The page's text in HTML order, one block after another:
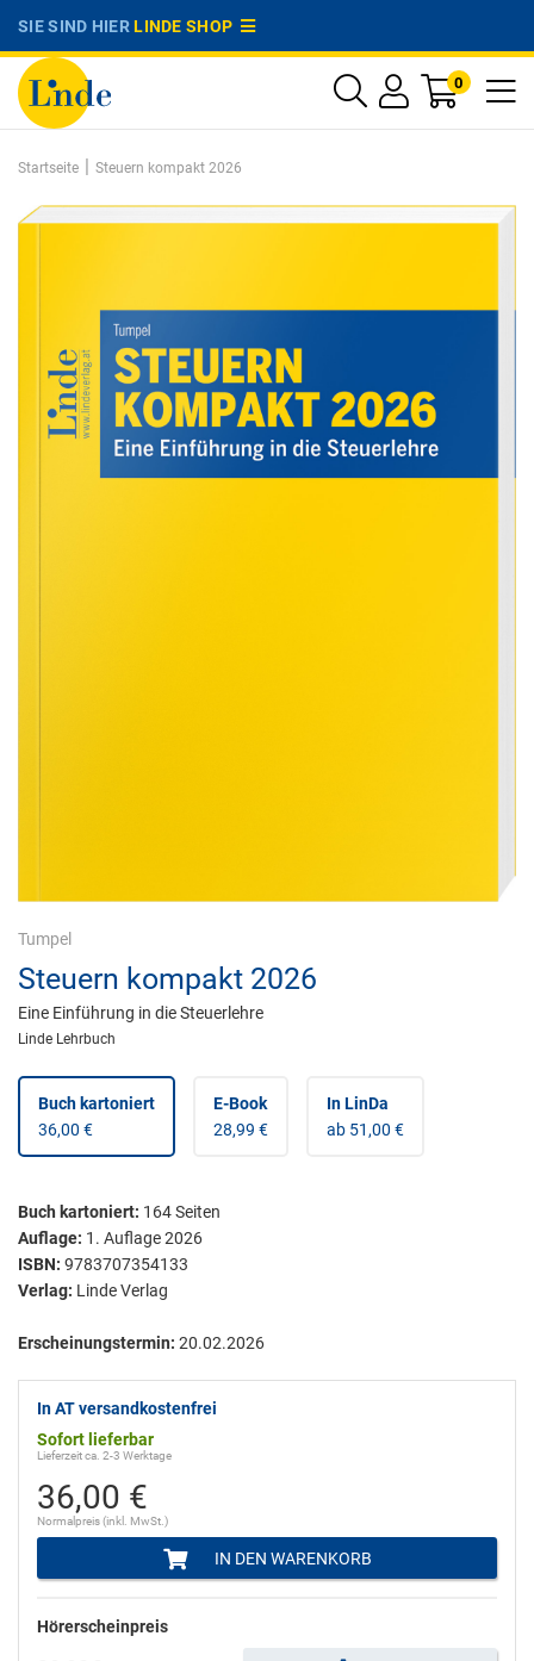
SIE SIND HIERLINDE SHOP
0
Startseite | Steuern kompakt 2026
Tumpel
Steuern kompakt 2026
Eine Einführung in die Steuerlehre
Linde Lehrbuch
Buch kartoniert
36,00 €
E-Book
28,99 €
In LinDa
ab 51,00 €
Buch kartoniert: 164Seiten
Auflage: 1. Auflage 2026
ISBN: 9783707354133
Verlag: Linde Verlag
Erscheinungstermin: 20.02.2026
In AT versandkostenfrei
Sofort lieferbar
Lieferzeit ca. 2-3 Werktage
36,00 €
Normalpreis (inkl. MwSt.)
IN DEN WARENKORB
Hörerscheinpreis